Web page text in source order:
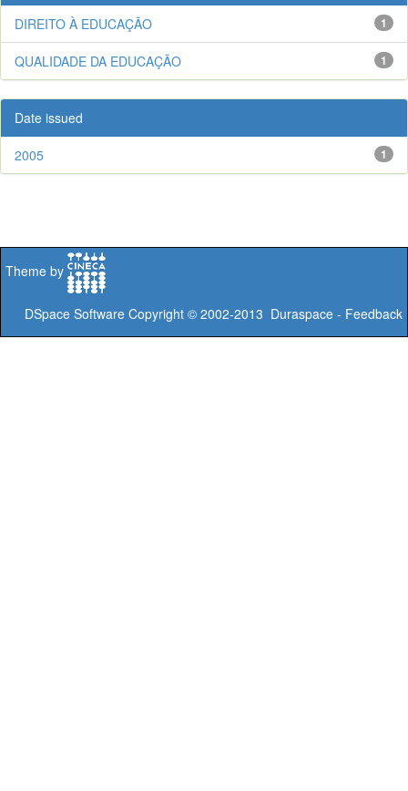
1
DIREITO À EDUCAÇÃO
1
QUALIDADE DA EDUCAÇÃO
Date issued
1
2005
Theme by
DSpace Software Copyright © 2002-2013 Duraspace - Feedback